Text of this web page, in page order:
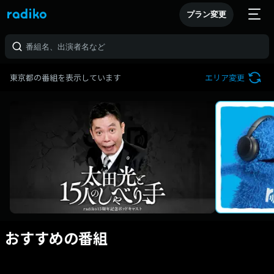
プラン変更
東京都の番組を表示しています エリア変更
おすすめの番組